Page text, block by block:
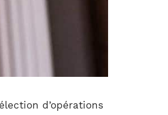
d’opérations